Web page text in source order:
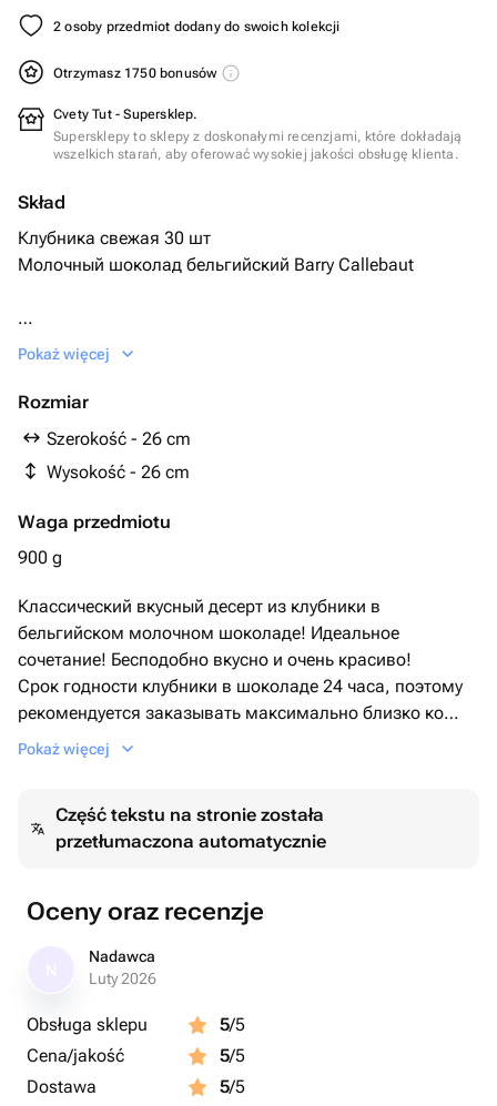
2 osoby przedmiot dodany do swoich kolekcji
Otrzymasz 1750 bonusów
Cvety Tut - Supersklep.
Supersklepy to sklepy z doskonałymi recenzjami, które dokładają
wszelkich starań, aby oferować wysokiej jakości obsługę klienta.
Skład
Клубника свежая 30 шт
Молочный шоколад бельгийский Barry Callebaut
Производитель: Callebaut
Состав: сахар, масло какао, сухое цельное молоко,
натуральный ароматизатор: ваниль
Pokaż więcej
Rozmiar
Szerokość - 26 cm
Wysokość - 26 cm
Waga przedmiotu
900 g
Классический вкусный десерт из клубники в
бельгийском молочном шоколаде! Идеальное
сочетание! Бесподобно вкусно и очень красиво!
Срок годности клубники в шоколаде 24 часа, поэтому
рекомендуется заказывать максимально близко ко
времени вручения подарка.
Pokaż więcej
Część tekstu na stronie została
przetłumaczona automatycznie
Oceny oraz recenzje
Nadawca
Luty 2026
Obsługa sklepu 5/5
Cena/jakość
5/5
Dostawa
5/5